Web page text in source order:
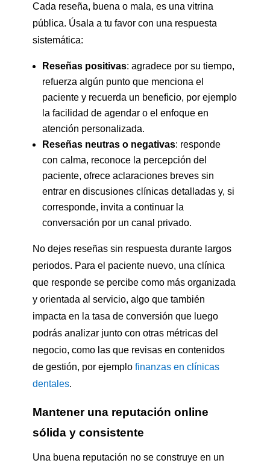
Cada reseña, buena o mala, es una vitrina
pública. Úsala a tu favor con una respuesta
sistemática:
Reseñas positivas: agradece por su tiempo,
refuerza algún punto que menciona el
paciente y recuerda un beneficio, por ejemplo
la facilidad de agendar o el enfoque en
atención personalizada.
Reseñas neutras o negativas: responde
con calma, reconoce la percepción del
paciente, ofrece aclaraciones breves sin
entrar en discusiones clínicas detalladas y, si
corresponde, invita a continuar la
conversación por un canal privado.
No dejes reseñas sin respuesta durante largos
periodos. Para el paciente nuevo, una clínica
que responde se percibe como más organizada
y orientada al servicio, algo que también
impacta en la tasa de conversión que luego
podrás analizar junto con otras métricas del
negocio, como las que revisas en contenidos
de gestión, por ejemplo finanzas en clínicas
dentales.
Mantener una reputación online
sólida y consistente
Una buena reputación no se construye en un